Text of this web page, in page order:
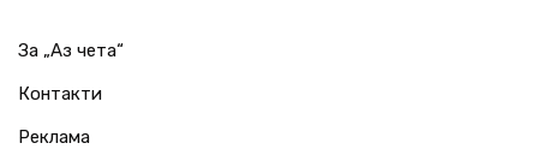
За „Аз чета“
Контакти
Реклама